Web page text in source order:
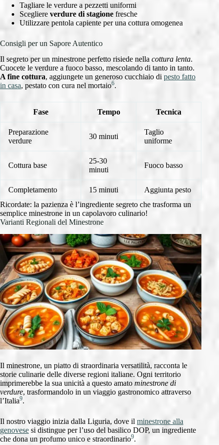
Tagliare le verdure a pezzetti uniformi
Scegliere verdure di stagione fresche
Utilizzare pentola capiente per una cottura omogenea
Consigli per un Sapore Autentico
Il segreto per un minestrone perfetto risiede nella cottura lenta.
Cuocete le verdure a fuoco basso, mescolando di tanto in tanto.
A fine cottura, aggiungete un generoso cucchiaio di pesto fatto
in casa, pestato con cura nel mortaio6.
Fase Tempo Tecnica
Preparazione
verdure
30 minuti
Taglio
uniforme
Cottura base
25-30
minuti
Fuoco basso
Completamento 15 minuti
Aggiunta pesto
Ricordate: la pazienza è l’ingrediente segreto che trasforma un
semplice minestrone in un capolavoro culinario!
Varianti Regionali del Minestrone
Il minestrone, un piatto di straordinaria versatilità, racconta le
storie culinarie delle diverse regioni italiane. Ogni territorio
imprimerebbe la sua unicità a questo amato minestrone di
verdure, trasformandolo in un viaggio gastronomico attraverso
l’Italia9.
Il nostro viaggio inizia dalla Liguria, dove il minestrone alla
genovese si distingue per l’uso del basilico DOP, un ingrediente
che dona un profumo unico e straordinario9.